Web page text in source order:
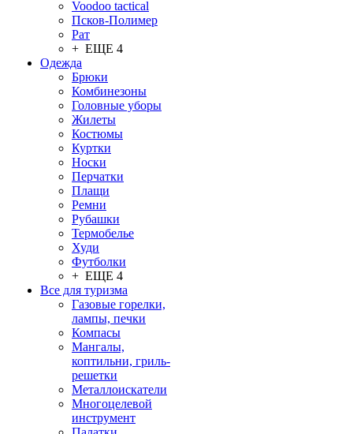
Voodoo tactical
Псков-Полимер
Рат
+ ЕЩЕ 4
Одежда
Брюки
Комбинезоны
Головные уборы
Жилеты
Костюмы
Куртки
Носки
Перчатки
Плащи
Ремни
Рубашки
Термобелье
Худи
Футболки
+ ЕЩЕ 4
Все для туризма
Газовые горелки,
лампы, печки
Компасы
Мангалы,
коптильни, гриль-
решетки
Металлоискатели
Многоцелевой
инструмент